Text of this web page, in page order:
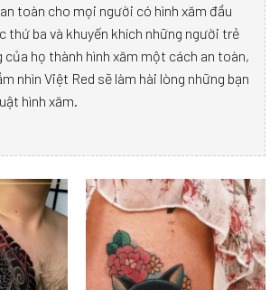
toàn cho mọi người có hình xăm đầu
thứ ba và khuyến khích những người trẻ
họ thành hình xăm một cách an toàn,
nhìn Việt Red sẽ làm hài lòng những bạn
hình xăm.